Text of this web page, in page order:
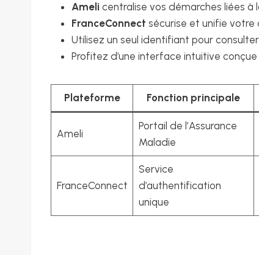
Ameli centralise vos démarches liées à
FranceConnect sécurise et unifie votre
Utilisez un seul identifiant pour
Profitez d’une interface intuitive
Plateforme Fonction principale
Ameli
Portail de l’Assurance
Maladie
FranceConnect
Service
d’authentification
unique